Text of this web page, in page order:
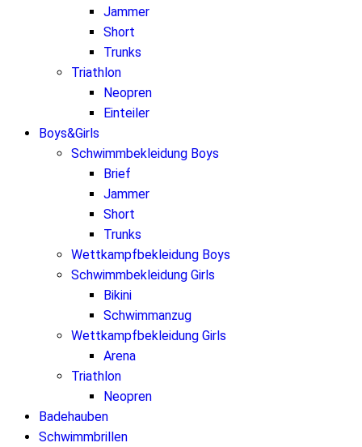
Jammer
Short
Trunks
Triathlon
Neopren
Einteiler
Boys&Girls
Schwimmbekleidung Boys
Brief
Jammer
Short
Trunks
Wettkampfbekleidung Boys
Schwimmbekleidung Girls
Bikini
Schwimmanzug
Wettkampfbekleidung Girls
Arena
Triathlon
Neopren
Badehauben
Schwimmbrillen